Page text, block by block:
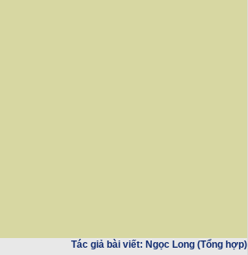
Tác giả bài viết: Ngọc Long (Tổng hợp)